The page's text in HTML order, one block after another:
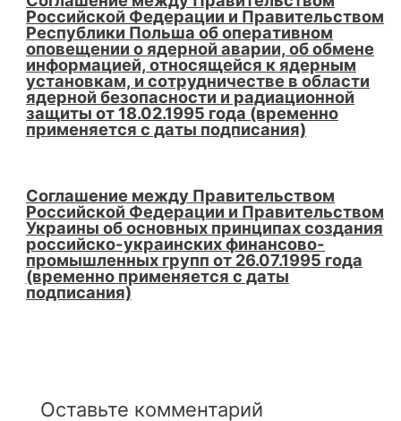
Российской Федерации и Правительством
Республики Польша об оперативном
оповещении о ядерной аварии, об обмене
информацией, относящейся к ядерным
установкам, и сотрудничестве в области
ядерной безопасности и радиационной
защиты от 18.02.1995 года (временно
применяется с даты подписания)
Соглашение между Правительством
Российской Федерации и Правительством
Украины об основных принципах создания
российско-украинских финансово-
промышленных групп от 26.07.1995 года
(временно применяется с даты
подписания)
Оставьте комментарий